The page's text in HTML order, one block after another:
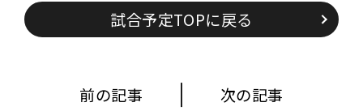
試合予定TOPに戻る
前の記事 次の記事